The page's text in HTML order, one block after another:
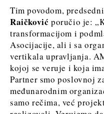
Tim povodom,
Raičković poručio je:
transformacijom i
Asocijacije, ali i sa
vertikala upravljanja.
kojoj se veruje i koja
Partner smo poslovnoj
međunarodnim
samo rečima, već